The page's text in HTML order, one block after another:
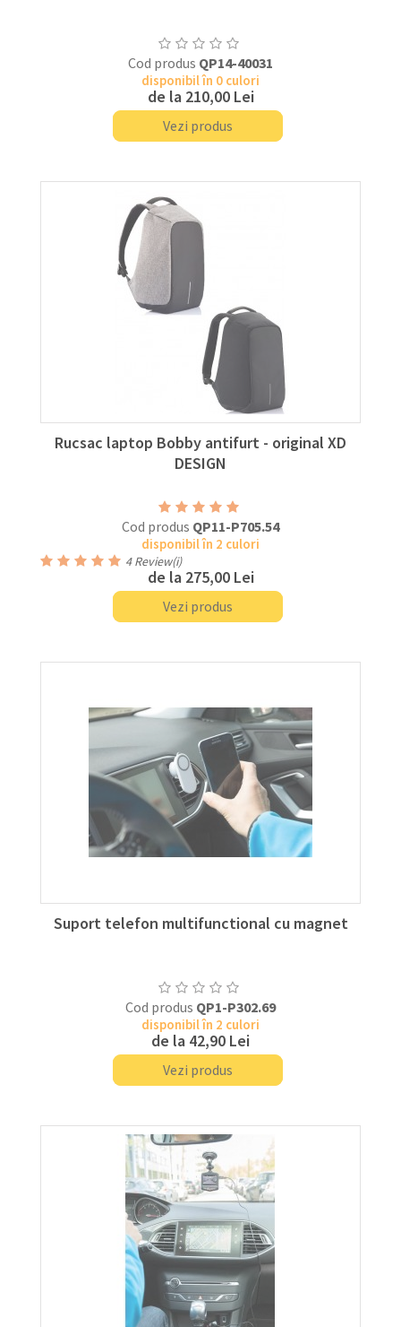
Cod produs QP14-40031
disponibil în 0 culori
de la 210,00 Lei
Vezi produs
Rucsac laptop Bobby antifurt - original XD
DESIGN
Cod produs QP11-P705.54
disponibil în 2 culori
4Review(i)
de la 275,00 Lei
Vezi produs
Suport telefon multifunctional cu magnet
Cod produs QP1-P302.69
disponibil în 2 culori
de la 42,90 Lei
Vezi produs